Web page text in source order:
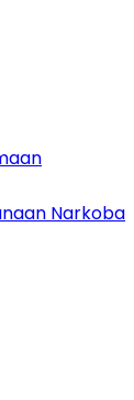
Narkoba